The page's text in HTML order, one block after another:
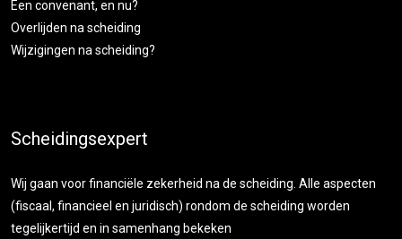
Een convenant, en nu?
Overlijden na scheiding
Wijzigingen na scheiding?
Scheidingsexpert
Wij gaan voor financiële zekerheid na de scheiding. Alle aspecten
(fiscaal, financieel en juridisch) rondom de scheiding worden
tegelijkertijd en in samenhang bekeken